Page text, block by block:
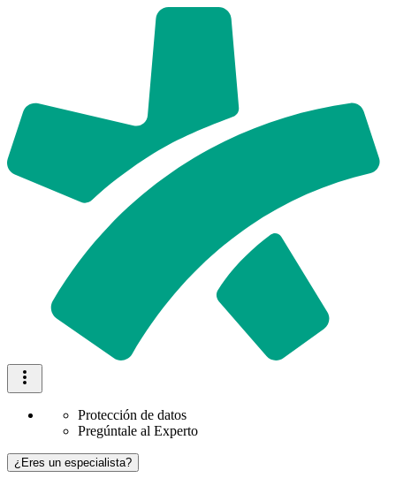
Protección de datos
Pregúntale al Experto
¿Eres un especialista?